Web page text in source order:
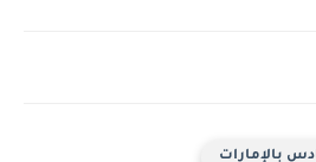
بالإمارات